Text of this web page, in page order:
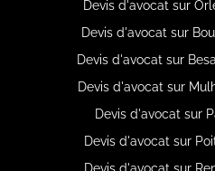
Devis d'avocat sur
Devis d'avocat sur
Devis d'avocat sur
Devis d'avocat sur
Devis d'avocat sur
Devis d'avocat sur